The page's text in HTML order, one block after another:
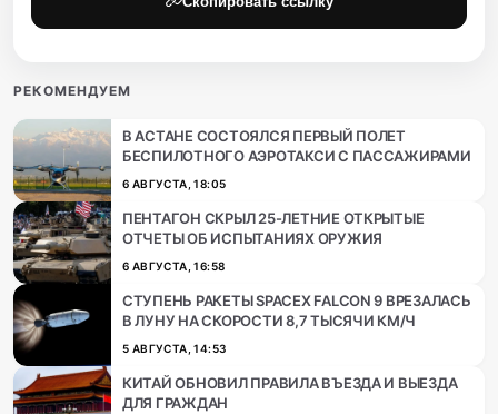
РЕКОМЕНДУЕМ
В АСТАНЕ СОСТОЯЛСЯ ПЕРВЫЙ ПОЛЕТ
БЕСПИЛОТНОГО АЭРОТАКСИ С ПАССАЖИРАМИ
6 АВГУСТА, 18:05
ПЕНТАГОН СКРЫЛ 25-ЛЕТНИЕ ОТКРЫТЫЕ
ОТЧЕТЫ ОБ ИСПЫТАНИЯХ ОРУЖИЯ
6 АВГУСТА, 16:58
СТУПЕНЬ РАКЕТЫ SPACEX FALCON 9 ВРЕЗАЛАСЬ
В ЛУНУ НА СКОРОСТИ 8,7 ТЫСЯЧИ КМ/Ч
5 АВГУСТА, 14:53
КИТАЙ ОБНОВИЛ ПРАВИЛА ВЪЕЗДА И ВЫЕЗДА
ДЛЯ ГРАЖДАН